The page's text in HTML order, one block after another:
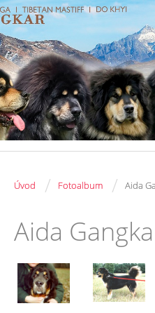
Úvod / Fotoalbum / Aida
Aida